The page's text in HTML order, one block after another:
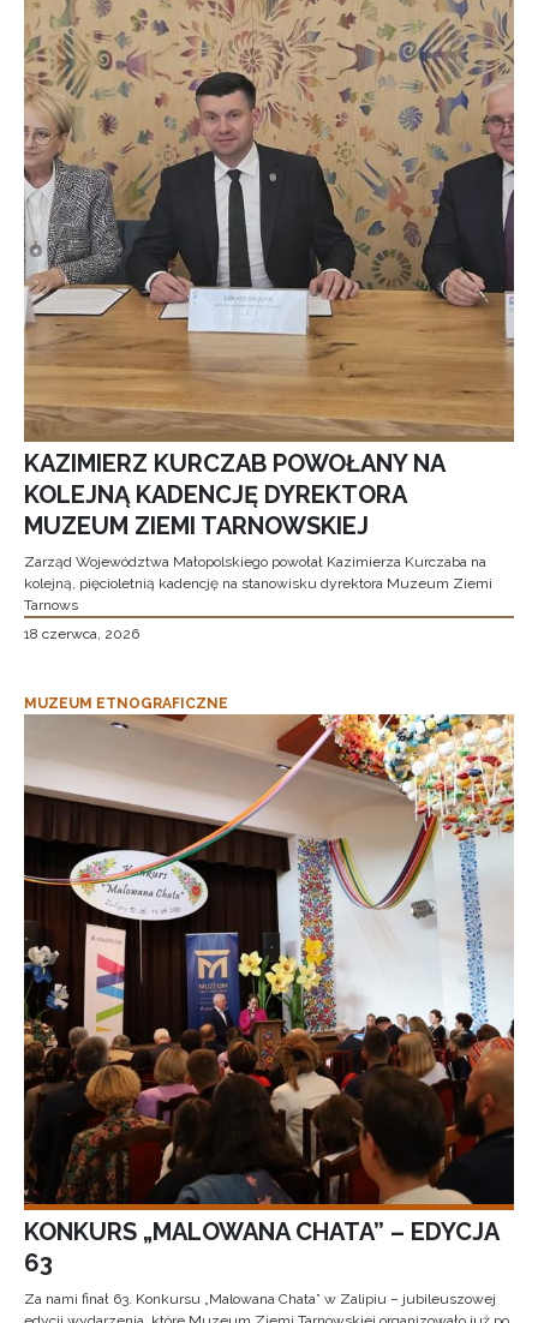
KAZIMIERZ KURCZAB POWOŁANY NA
KOLEJNĄ KADENCJĘ DYREKTORA
MUZEUM ZIEMI TARNOWSKIEJ
Zarząd Województwa Małopolskiego powołał Kazimierza Kurczaba na
kolejną, pięcioletnią kadencję na stanowisku dyrektora Muzeum Ziemi
Tarnows
18 czerwca, 2026
MUZEUM ETNOGRAFICZNE
KONKURS „MALOWANA CHATA” – EDYCJA
63
Za nami finał 63. Konkursu „Malowana Chata” w Zalipiu – jubileuszowej